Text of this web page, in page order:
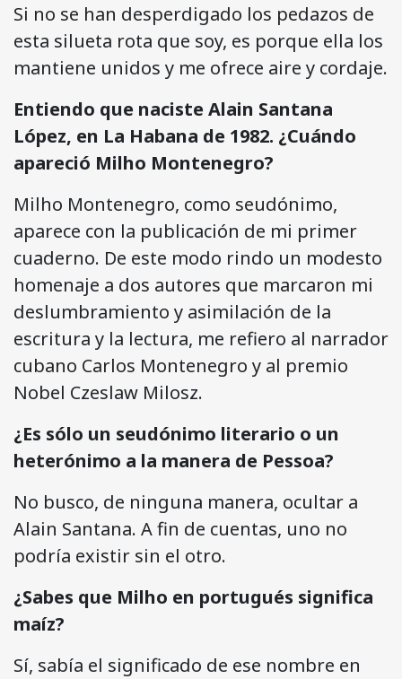
Si no se han desperdigado los pedazos de
esta silueta rota que soy, es porque ella los
mantiene unidos y me ofrece aire y cordaje.
Entiendo que naciste Alain Santana
López, en La Habana de 1982. ¿Cuándo
apareció Milho Montenegro?
Milho Montenegro, como seudónimo,
aparece con la publicación de mi primer
cuaderno. De este modo rindo un modesto
homenaje a dos autores que marcaron mi
deslumbramiento y asimilación de la
escritura y la lectura, me refiero al narrador
cubano Carlos Montenegro y al premio
Nobel Czeslaw Milosz.
¿Es sólo un seudónimo literario o un
heterónimo a la manera de Pessoa?
No busco, de ninguna manera, ocultar a
Alain Santana. A fin de cuentas, uno no
podría existir sin el otro.
¿Sabes que Milho en portugués significa
maíz?
Sí, sabía el significado de ese nombre en